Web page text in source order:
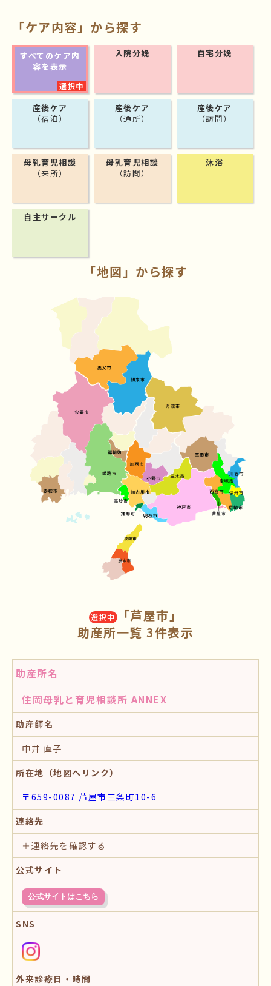
「ケア内容」から探す
すべてのケア内
容を表示
入院分娩 自宅分娩
産後ケア
（宿泊）
産後ケア
（通所）
産後ケア
（訪問）
母乳育児相談
（来所）
母乳育児相談
（訪問）
沐浴
自主サークル
「地図」から探す
選択中 「芦屋市」
助産所一覧 3件表示
助産所名
住岡母乳と育児相談所 ANNEX
助産師名
中井 直子
所在地（地図へリンク）
〒659-0087 芦屋市三条町10-6
連絡先
＋連絡先を確認する
公式サイト
公式サイトはこちら
SNS
外来診療日・時間